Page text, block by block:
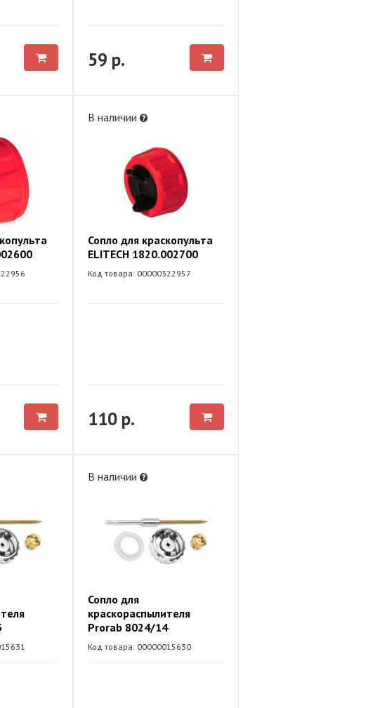
59 р.
В наличии
Сопло для краскопульта
ELITECH 1820.002700
Код товара: 00000322957
110 р.
В наличии
Сопло для
краскораспылителя
Prorab 8024/14
Код товара: 00000015630